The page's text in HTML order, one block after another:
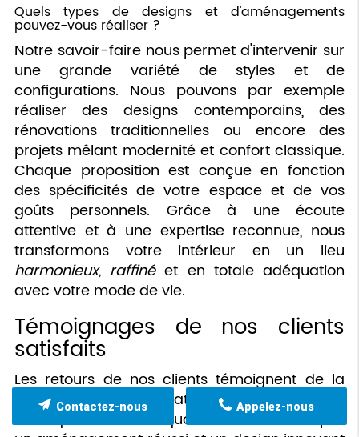
Quels types de designs et d'aménagements
pouvez-vous réaliser ?
Notre savoir-faire nous permet d'intervenir sur
une grande variété de styles et de
configurations. Nous pouvons par exemple
réaliser des designs contemporains, des
rénovations traditionnelles ou encore des
projets mêlant modernité et confort classique.
Chaque proposition est conçue en fonction
des spécificités de votre espace et de vos
goûts personnels. Grâce à une écoute
attentive et à une expertise reconnue, nous
transformons votre intérieur en un lieu
harmonieux, raffinéet en totale adéquation
avec votre mode de vie.
Témoignages de nos clients
satisfaits
Les retours de nos clients témoignent de la
qualité de nos prestations. Nombreux sont
ceux qui ont vu leur quotidien transformé par
Appelez-nous
Contactez-nous